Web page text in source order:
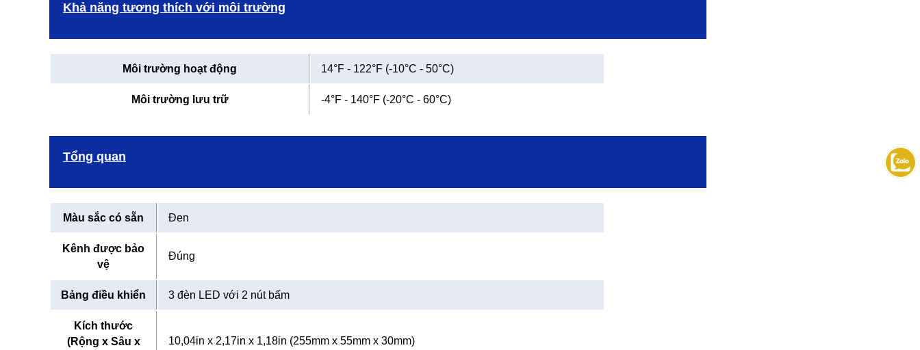
Khả năng tương thích với môi trường
Môi trường hoạt động 14°F - 122°F (-10°C - 50°C)
Môi trường lưu trữ -4°F - 140°F (-20°C - 60°C)
Tổng quan
Màu sắc có sẵn Đen
Kênh được bảo
vệ
Đúng
Bảng điều khiển 3 đèn LED với 2 nút bấm
Kích thước
(Rộng x Sâu x
10,04in x 2,17in x 1,18in (255mm x 55mm x 30mm)